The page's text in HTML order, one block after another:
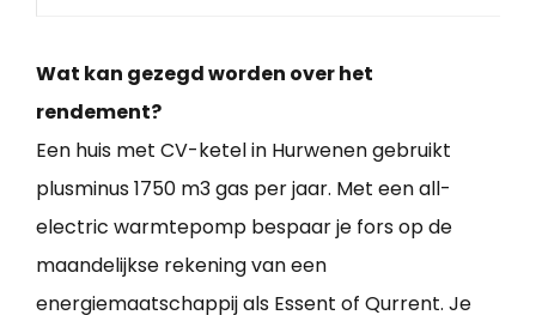
Wat kan gezegd worden over het
rendement?
Een huis met CV-ketel in Hurwenen gebruikt
plusminus 1750 m3 gas per jaar. Met een all-
electric warmtepomp bespaar je fors op de
maandelijkse rekening van een
energiemaatschappij als Essent of Qurrent. Je